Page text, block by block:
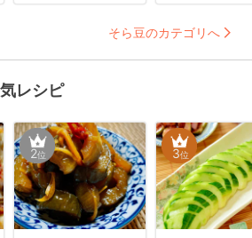
そら豆のカテゴリへ
レシピ
2位 3位